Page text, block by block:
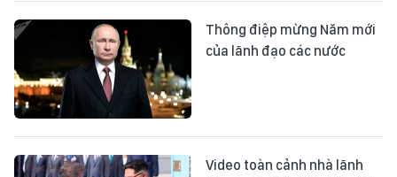
Thông điệp mừng Năm mới
của lãnh đạo các nước
Video toàn cảnh nhà lãnh